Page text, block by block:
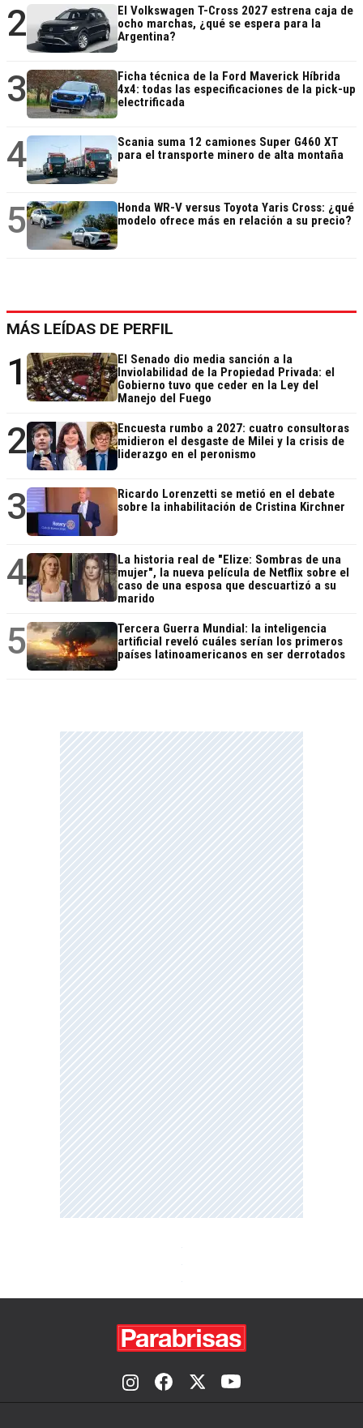
2
El Volkswagen T-Cross 2027 estrena caja de
ocho marchas, ¿qué se espera para la
Argentina?
3
Ficha técnica de la Ford Maverick Híbrida
4x4: todas las especificaciones de la pick-up
electrificada
4
Scania suma 12 camiones Super G460 XT
para el transporte minero de alta montaña
5
Honda WR-V versus Toyota Yaris Cross: ¿qué
modelo ofrece más en relación a su precio?
MÁS LEÍDAS DE PERFIL
1
El Senado dio media sanción a la
Inviolabilidad de la Propiedad Privada: el
Gobierno tuvo que ceder en la Ley del
Manejo del Fuego
2
Encuesta rumbo a 2027: cuatro consultoras
midieron el desgaste de Milei y la crisis de
liderazgo en el peronismo
3
Ricardo Lorenzetti se metió en el debate
sobre la inhabilitación de Cristina Kirchner
4
La historia real de "Elize: Sombras de una
mujer", la nueva película de Netflix sobre el
caso de una esposa que descuartizó a su
marido
5
Tercera Guerra Mundial: la inteligencia
artificial reveló cuáles serían los primeros
países latinoamericanos en ser derrotados